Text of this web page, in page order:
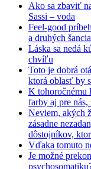
Ako sa zbaviť
Sassi – voda
Feel-good
a druhých
Láska sa nedá
chvíľu
Toto je dobrá
ktorá oblasť by
K tohoročnému
farby aj pre nás,
Neviem, akých
zásadne
dôstojníkov,
Vďaka tomuto
Je možné